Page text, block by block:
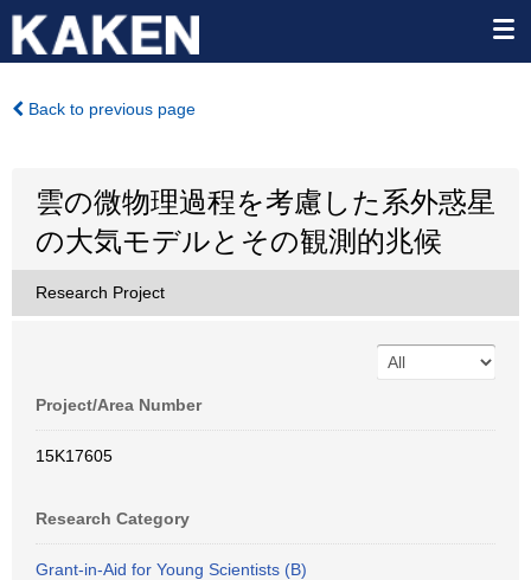
Back to previous page
雲の微物理過程を考慮した系外惑星
の大気モデルとその観測的兆候
Research Project
Project/Area Number
15K17605
Research Category
Grant-in-Aid for Young Scientists (B)